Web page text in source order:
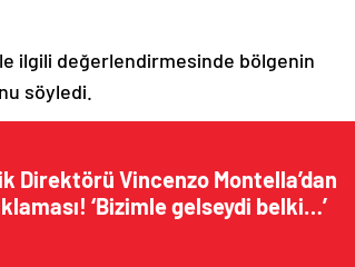
ile ilgili değerlendirmesinde bölgenin
söyledi.
Direktörü Vincenzo Montella’dan
‘Bizimle gelseydi belki…’